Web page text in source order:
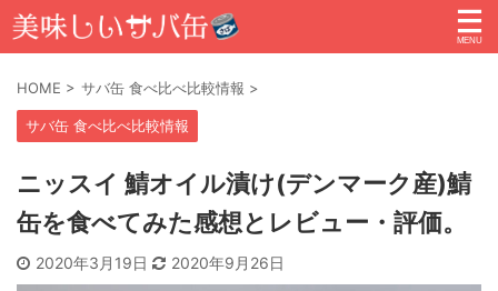
HOME > サバ缶 食べ比べ比較情報 >
サバ缶 食べ比べ比較情報
ニッスイ 鯖オイル漬け(デンマーク産)鯖
缶を食べてみた感想とレビュー・評価。
2020年3月19日 2020年9月26日